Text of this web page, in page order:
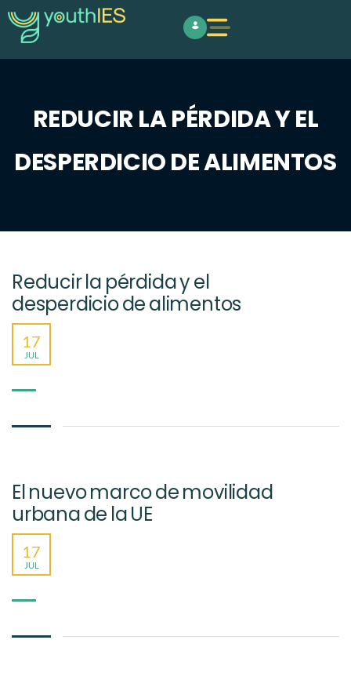
REDUCIR LA PÉRDIDA Y EL
DESPERDICIO DE ALIMENTOS
Reducir la pérdida y el
desperdicio de alimentos
17
JUL
El nuevo marco de movilidad
urbana de la UE
17
JUL